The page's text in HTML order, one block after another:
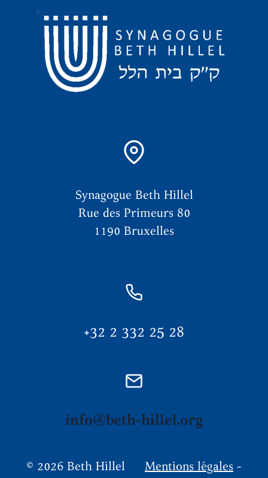
Synagogue Beth Hillel
Rue des Primeurs 80
1190 Bruxelles
+32 2 332 25 28
info@beth-hillel.org
© 2026 Beth Hillel Mentions légales -